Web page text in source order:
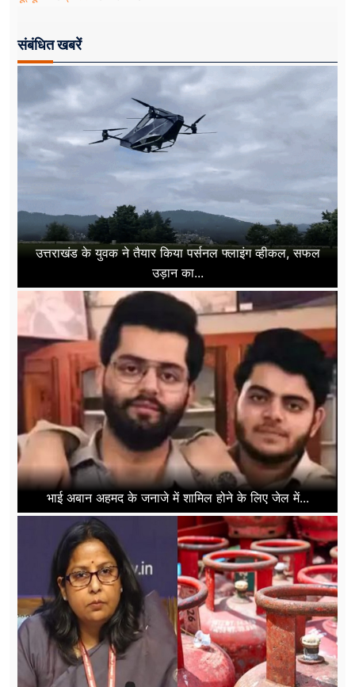
संबंधित खबरें
उत्तराखंड के युवक ने तैयार किया पर्सनल फ्लाइंग व्हीकल, सफल
उड़ान का...
भाई अबान अहमद के जनाजे में शामिल होने के लिए जेल में...